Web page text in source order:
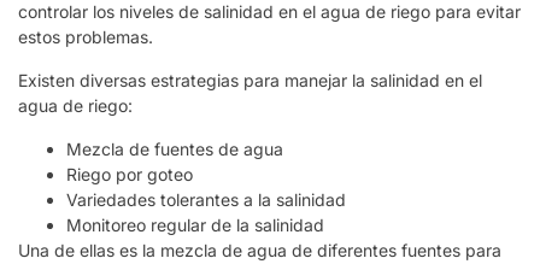
controlar los niveles de salinidad en el agua de riego para evitar
estos problemas.
Existen diversas estrategias para manejar la salinidad en el
agua de riego:
Mezcla de fuentes de agua
Riego por goteo
Variedades tolerantes a la salinidad
Monitoreo regular de la salinidad
Una de ellas es la mezcla de agua de diferentes fuentes para